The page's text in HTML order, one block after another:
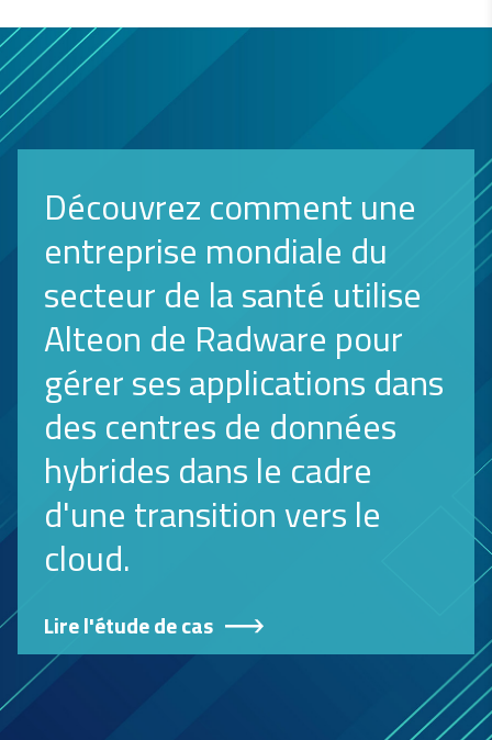
Découvrez comment une
entreprise mondiale du
secteur de la santé utilise
Alteon de Radware pour
gérer ses applications dans
des centres de données
hybrides dans le cadre
d'une transition vers le
cloud.
Lire l'étude de cas